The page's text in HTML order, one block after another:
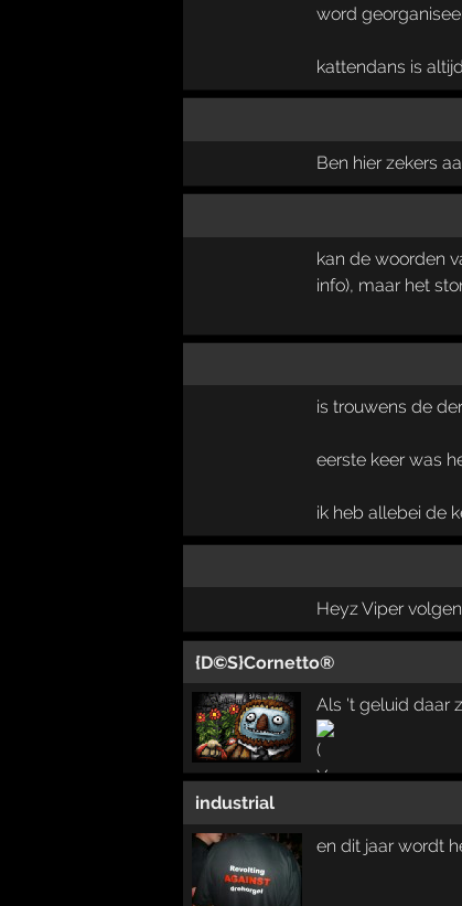
word
kattendans is
Ben hier zekers
kan de woorden
info), maar het
is trouwens de
eerste keer was
ik heb allebei de
Heyz Viper
{D©S}Cornetto®
Als 't geluid daar
industrial
en dit jaar wordt